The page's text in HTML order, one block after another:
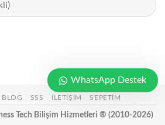
BLOG SSS İLETIŞIM SEPETIM
Tech Bilişim Hizmetleri ® (2010-2026)
WhatsApp Destek